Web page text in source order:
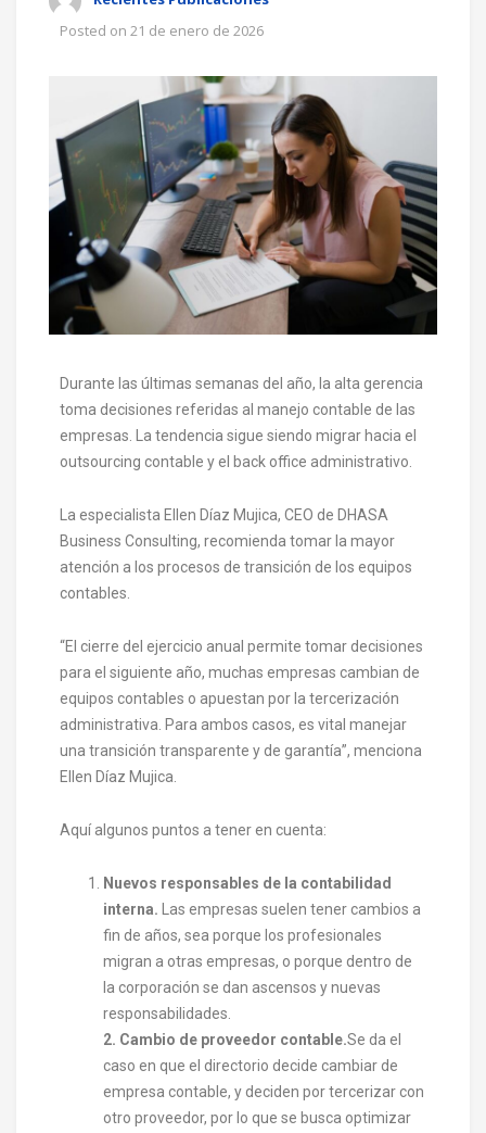
Posted on 21 de enero de 2026
Durante las últimas semanas del año, la alta gerencia
toma decisiones referidas al manejo contable de las
empresas. La tendencia sigue siendo migrar hacia el
outsourcing contable y el back office administrativo.
La especialista Ellen Díaz Mujica, CEO de DHASA
Business Consulting, recomienda tomar la mayor
atención a los procesos de transición de los equipos
contables.
“El cierre del ejercicio anual permite tomar decisiones
para el siguiente año, muchas empresas cambian de
equipos contables o apuestan por la tercerización
administrativa. Para ambos casos, es vital manejar
una transición transparente y de garantía”, menciona
Ellen Díaz Mujica.
Aquí algunos puntos a tener en cuenta:
Nuevos responsables de la contabilidad
interna.
Las empresas suelen tener cambios a
fin de años, sea porque los profesionales
migran a otras empresas, o porque dentro de
la corporación se dan ascensos y nuevas
responsabilidades.
2. Cambio de proveedor contable.Se da el
caso en que el directorio decide cambiar de
empresa contable, y deciden por tercerizar con
otro proveedor, por lo que se busca optimizar